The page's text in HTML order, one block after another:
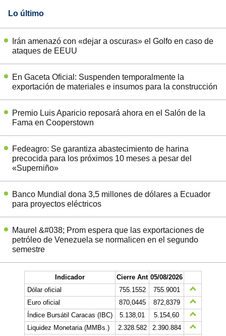
Lo último
Irán amenazó con «dejar a oscuras» el Golfo en caso de
ataques de EEUU
En Gaceta Oficial: Suspenden temporalmente la
exportación de materiales e insumos para la construcción
Premio Luis Aparicio reposará ahora en el Salón de la
Fama en Cooperstown
Fedeagro: Se garantiza abastecimiento de harina
precocida para los próximos 10 meses a pesar del
«Superniño»
Banco Mundial dona 3,5 millones de dólares a Ecuador
para proyectos eléctricos
Maurel &#038; Prom espera que las exportaciones de
petróleo de Venezuela se normalicen en el segundo
semestre
Indicador Cierre Ant 05/08/2026
Dólar oficial
755.1552
755.9001
Euro oficial
870,0445
872,8379
Índice Bursátil Caracas (IBC)
5.138,01
5.154,60
Liquidez Monetaria (MMBs.)
2.328.582
2.390.884